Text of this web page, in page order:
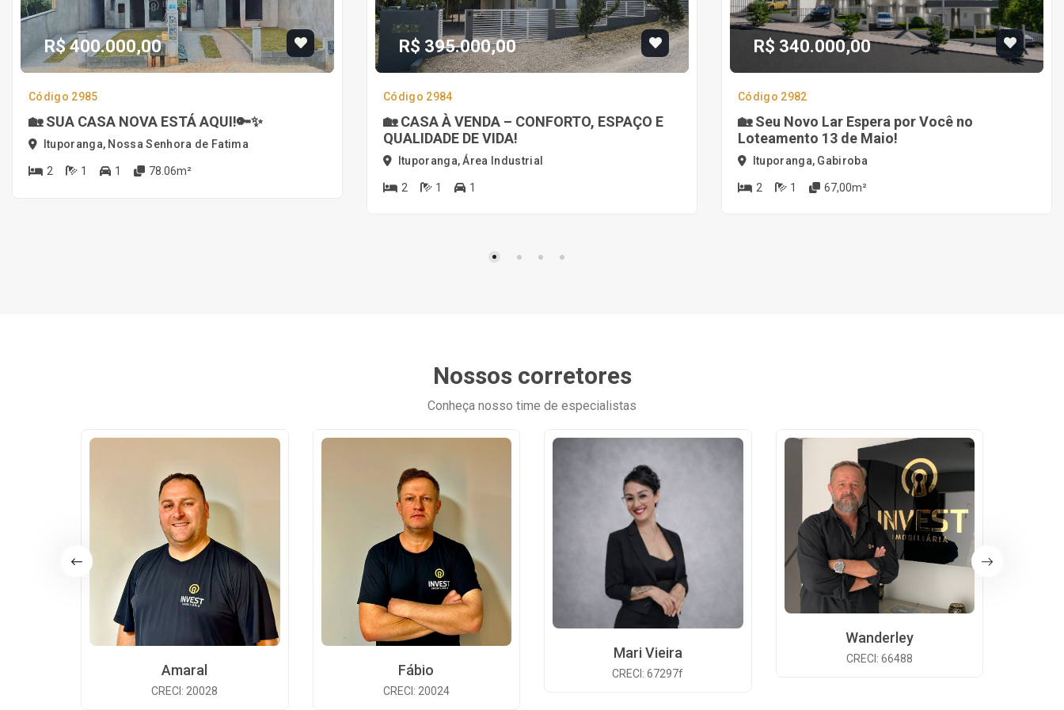
R$ 400.000,00
Código 2985
🏡 SUA CASA NOVA ESTÁ AQUI!🔑✨
Ituporanga, Nossa Senhora de Fatima
2 1 1 78.06m²
R$ 395.000,00
Código 2984
🏡 CASA À VENDA – CONFORTO, ESPAÇO E
QUALIDADE DE VIDA!
Ituporanga, Área Industrial
2 1 1
R$ 340.000,00
Código 2982
🏡 Seu Novo Lar Espera por Você no
Loteamento 13 de Maio!
Ituporanga, Gabiroba
2 1 67,00m²
Nossos corretores
Conheça nosso time de especialistas
Amaral
CRECI: 20028
Fábio
CRECI: 20024
Mari Vieira
CRECI: 67297f
Wanderley
CRECI: 66488